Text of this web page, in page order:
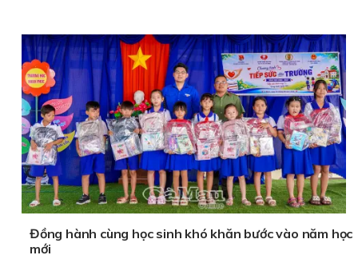
Đồng hành cùng học sinh khó khăn bước vào năm học
mới